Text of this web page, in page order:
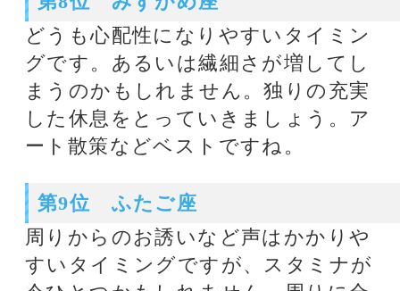
慣やリズムを整えていきましょう。
◆ミシェル・メイ・美菜子プロフィ
ール
大卒業後、結婚・出産を経てのち、